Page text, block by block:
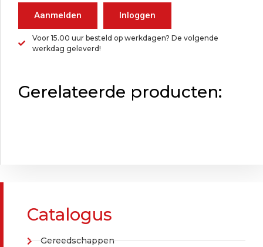
Catalogus
Gereedschappen
Aanmelden Inloggen
Voor 15.00 uur besteld op werkdagen? De volgende
werkdag geleverd!
Gerelateerde producten: